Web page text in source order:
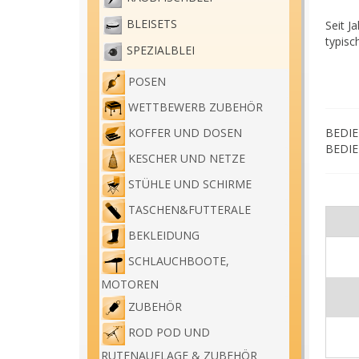
BLEISETS
SPEZIALBLEI
POSEN
WETTBEWERB ZUBEHÖR
KOFFER UND DOSEN
KESCHER UND NETZE
STÜHLE UND SCHIRME
TASCHEN&FUTTERALE
BEKLEIDUNG
SCHLAUCHBOOTE,
MOTOREN
ZUBEHÖR
ROD POD UND
RUTENAUFLAGE & ZUBEHÖR
Seit
Der